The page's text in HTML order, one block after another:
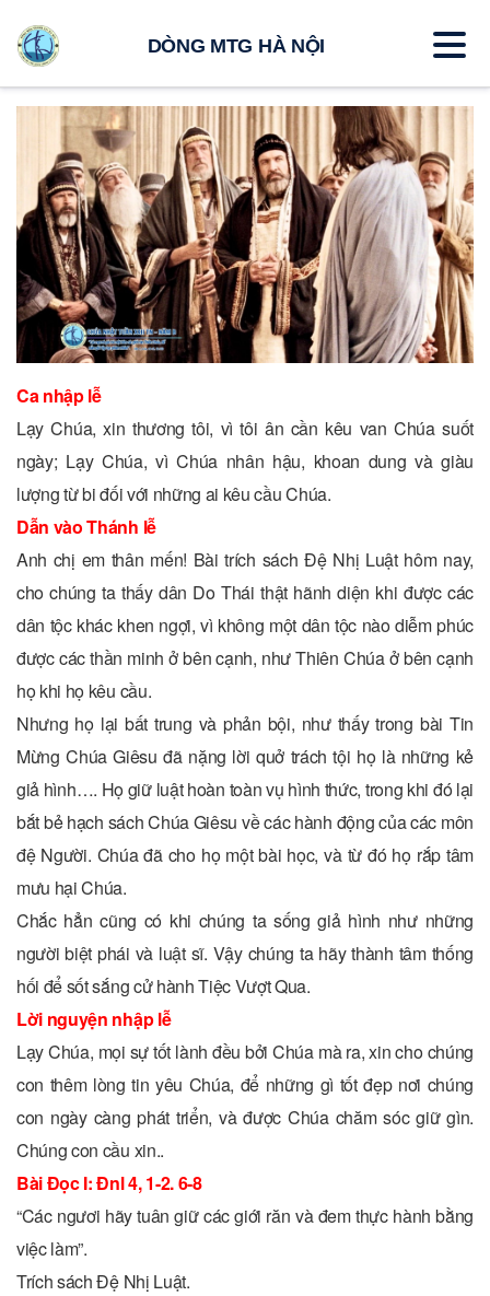
Ca nhập lễ
Lạy Chúa, xin thương tôi, vì tôi ân cần kêu van Chúa suốt
ngày; Lạy Chúa, vì Chúa nhân hậu, khoan dung và giàu
lượng từ bi đối với những ai kêu cầu Chúa.
Dẫn vào Thánh lễ
Anh chị em thân mến! Bài trích sách Đệ Nhị Luật hôm nay,
cho chúng ta thấy dân Do Thái thật hãnh diện khi được các
dân tộc khác khen ngợi, vì không một dân tộc nào diễm phúc
được các thần minh ở bên cạnh, như Thiên Chúa ở bên cạnh
họ khi họ kêu cầu.
Nhưng họ lại bất trung và phản bội, như thấy trong bài Tin
Mừng Chúa Giêsu đã nặng lời quở trách tội họ là những kẻ
giả hình…. Họ giữ luật hoàn toàn vụ hình thức, trong khi đó lại
bắt bẻ hạch sách Chúa Giêsu về các hành động của các môn
đệ Người. Chúa đã cho họ một bài học, và từ đó họ rắp tâm
mưu hại Chúa.
Chắc hẳn cũng có khi chúng ta sống giả hình như những
người biệt phái và luật sĩ. Vậy chúng ta hãy thành tâm thống
hối để sốt sắng cử hành Tiệc Vượt Qua.
Lời nguyện nhập lễ
Lạy Chúa, mọi sự tốt lành đều bởi Chúa mà ra, xin cho chúng
con thêm lòng tin yêu Chúa, để những gì tốt đẹp nơi chúng
con ngày càng phát triển, và được Chúa chăm sóc giữ gìn.
Chúng con cầu xin..
Bài Ðọc I: Ðnl 4, 1-2. 6-8
“Các ngươi hãy tuân giữ các giới răn và đem thực hành bằng
việc làm”.
Trích sách Ðệ Nhị Luật.
DÒNG MTG HÀ NỘI